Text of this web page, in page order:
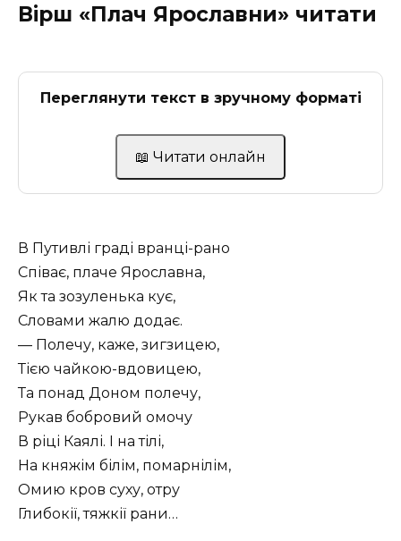
Вірш «Плач Ярославни» читати
Переглянути текст в зручному форматі
📖 Читати онлайн
В Путивлі граді вранці-рано
Співає, плаче Ярославна,
Як та зозуленька кує,
Словами жалю додає.
— Полечу, каже, зигзицею,
Тією чайкою-вдовицею,
Та понад Доном полечу,
Рукав бобровий омочу
В ріці Каялі. І на тілі,
На княжім білім, помарнілім,
Омию кров суху, отру
Глибокії, тяжкії рани…